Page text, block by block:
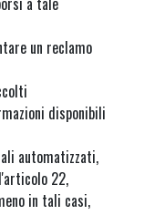
un reclamo
disponibili
automatizzati,
22,
in tali casi,